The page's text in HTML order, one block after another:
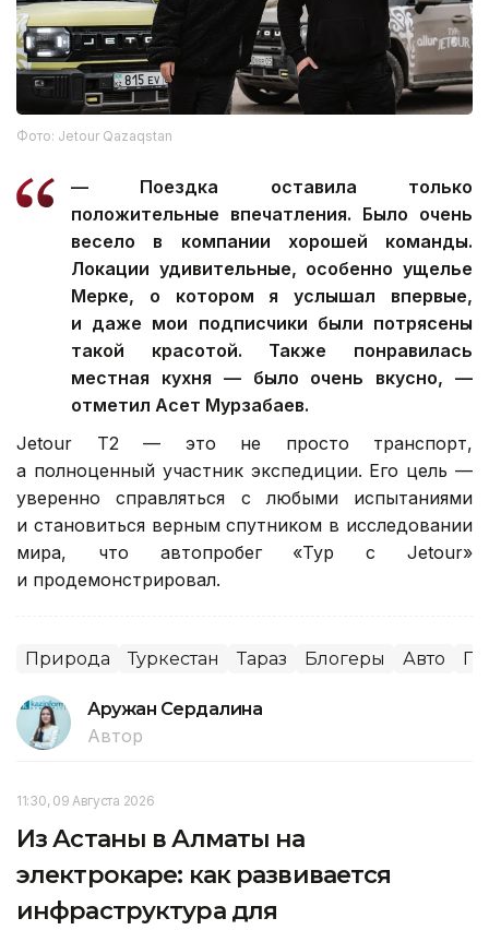
Фото: Jetour Qazaqstan
— Поездка оставила только
положительные впечатления. Было очень
весело в компании хорошей команды.
Локации удивительные, особенно ущелье
Мерке, о котором я услышал впервые,
и даже мои подписчики были потрясены
такой красотой. Также понравилась
местная кухня — было очень вкусно, —
отметил Асет Мурзабаев.
Jetour T2 — это не просто транспорт,
а полноценный участник экспедиции. Его цель —
уверенно справляться с любыми испытаниями
и становиться верным спутником в исследовании
мира, что автопробег «Тур с Jetour»
и продемонстрировал.
Природа Туркестан Тараз Блогеры Авто
Аружан Сердалина
Автор
11:30, 09 Августа 2026
Из Астаны в Алматы на
электрокаре: как развивается
инфраструктура для